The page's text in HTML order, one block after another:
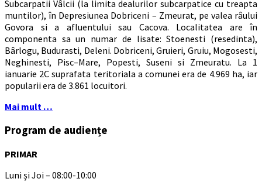
Subcarpatii Vâlcii (la limita dealurilor subcarpatice cu treapta
muntilor), în Depresiunea Dobriceni – Zmeurat, pe valea râului
Govora si a afluentului sau Cacova. Localitatea are în
componenta sa un numar de lisate: Stoenesti (resedinta),
Bârlogu, Budurasti, Deleni. Dobriceni, Gruieri, Gruiu, Mogosesti,
Neghinesti, Pisc–Mare, Popesti, Suseni si Zmeuratu. La 1
ianuarie 2C suprafata teritoriala a comunei era de 4.969 ha, iar
popularii era de 3.861 locuitori.
Mai mult …
Program de audiențe
PRIMAR
Luni și Joi – 08:00-10:00